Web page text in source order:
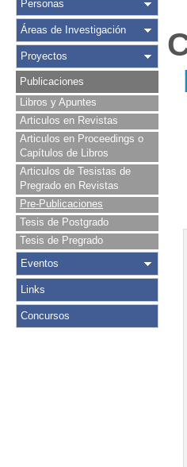
Personas
Áreas de Investigación
Proyectos
Publicaciones
Libros y Apuntes
Articulos en Revistas
Articulos en Proceedings o
Capítulos de Libros
Articulos de Tesistas de
Pregrado en Revistas
Pre-Publicaciones
Tesis de Postgrado
Tesis de Pregrado
Eventos
Links
Concursos